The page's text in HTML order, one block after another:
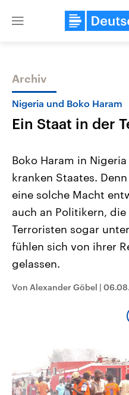
Close
Themen
Landtagswahl Sachsen-
2026
Alle Informationen
Sachsen-Anhalt wählt am 6.
September 2026 einen
Bundesland von einer
Umfragen, Prognosen,
Wahlprogramme, aktuelle
und Kandidaten der
Archiv
Nigeria und Boko Haram
Ein Staat in der
Boko Haram in
kranken Staates.
eine solche Macht
auch an Politikern,
Terroristen sogar
fühlen sich von ihrer
gelassen.
Von Alexander Göbel |